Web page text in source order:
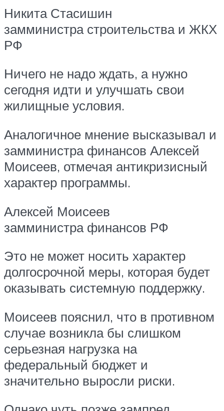
Никита Стасишин
замминистра строительства и ЖКХ
РФ
Ничего не надо ждать, а нужно
сегодня идти и улучшать свои
жилищные условия.
Аналогичное мнение высказывал и
замминистра финансов Алексей
Моисеев, отмечая антикризисный
характер программы.
Алексей Моисеев
замминистра финансов РФ
Это не может носить характер
долгосрочной меры, которая будет
оказывать системную поддержку.
Моисеев пояснил, что в противном
случае возникла бы слишком
серьезная нагрузка на
федеральный бюджет и
значительно выросли риски.